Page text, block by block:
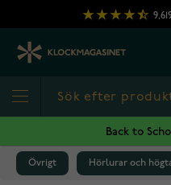
Hoppa till innehållet
Back to
Övrigt Hörlurar och